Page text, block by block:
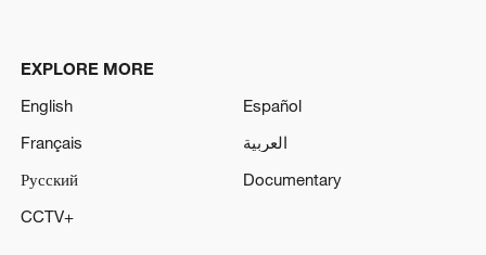
EXPLORE MORE
English
Español
Français
العربية
Русский
Documentary
CCTV+